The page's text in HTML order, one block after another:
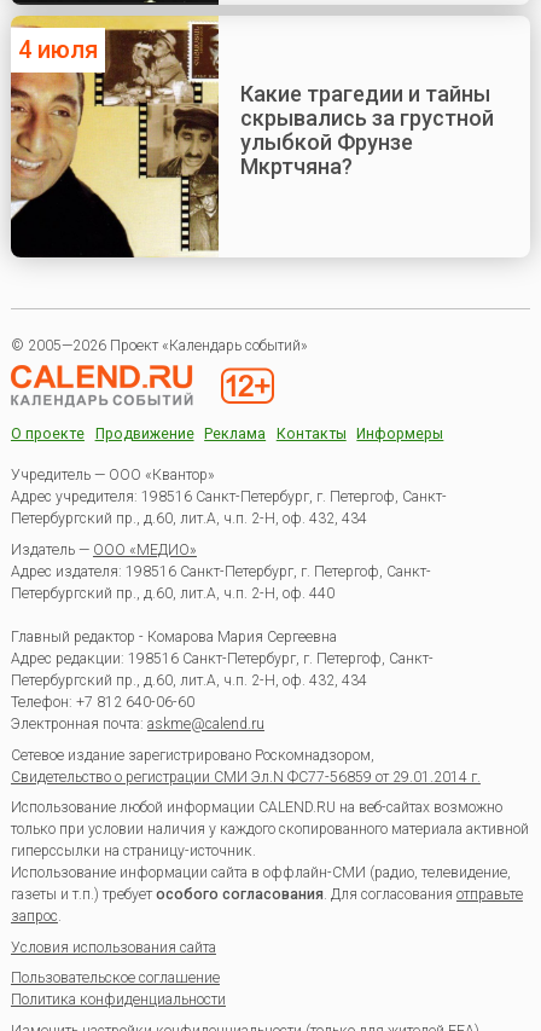
4 июля
Какие трагедии и тайны
скрывались за грустной
улыбкой Фрунзе
Мкртчяна?
© 2005—2026 Проект «Календарь событий»
О проекте Продвижение Реклама Контакты Информеры
Учредитель — ООО «Квантор»
Адрес учредителя: 198516 Санкт-Петербург, г. Петергоф, Санкт-
Петербургский пр., д.60, лит.А, ч.п. 2-Н, оф. 432, 434
Издатель — ООО «МЕДИО»
Адрес издателя: 198516 Санкт-Петербург, г. Петергоф, Санкт-
Петербургский пр., д.60, лит.А, ч.п. 2-Н, оф. 440
Главный редактор - Комарова Мария Сергеевна
Адрес редакции: 198516 Санкт-Петербург, г. Петергоф, Санкт-
Петербургский пр., д.60, лит.А, ч.п. 2-Н, оф. 432, 434
Телефон: +7 812 640-06-60
Электронная почта: askme@calend.ru
Сетевое издание зарегистрировано Роскомнадзором,
Свидетельство о регистрации СМИ Эл.N ФС77-56859 от 29.01.2014 г.
Использование любой информации CALEND.RU на веб-сайтах возможно
только при условии наличия у каждого скопированного материала активной
гиперссылки на страницу-источник.
Использование информации сайта в оффлайн-СМИ (радио, телевидение,
газеты и т.п.) требуетособого согласования. Для согласования отправьте
запрос.
Условия использования сайта
Пользовательское соглашение
Политика конфиденциальности